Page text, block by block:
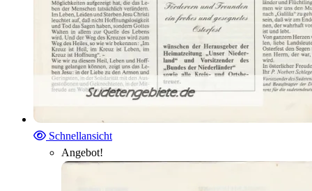
Schnellansicht
Angebot!